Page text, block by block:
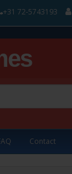
+31 72-5743193
Contact